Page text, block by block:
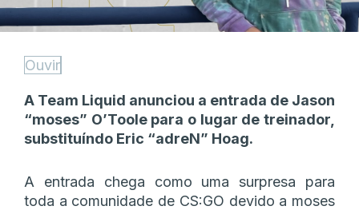
Ouvir
A Team Liquid anunciou a entrada de Jason
“moses” O’Toole para o lugar de treinador,
substituíndo Eric “adreN” Hoag.
A entrada chega como uma surpresa para
toda a comunidade de CS:GO devido a moses